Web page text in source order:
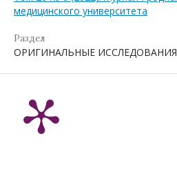
медицинского университета
Раздел
ОРИГИНАЛЬНЫЕ ИССЛЕДОВАНИЯ